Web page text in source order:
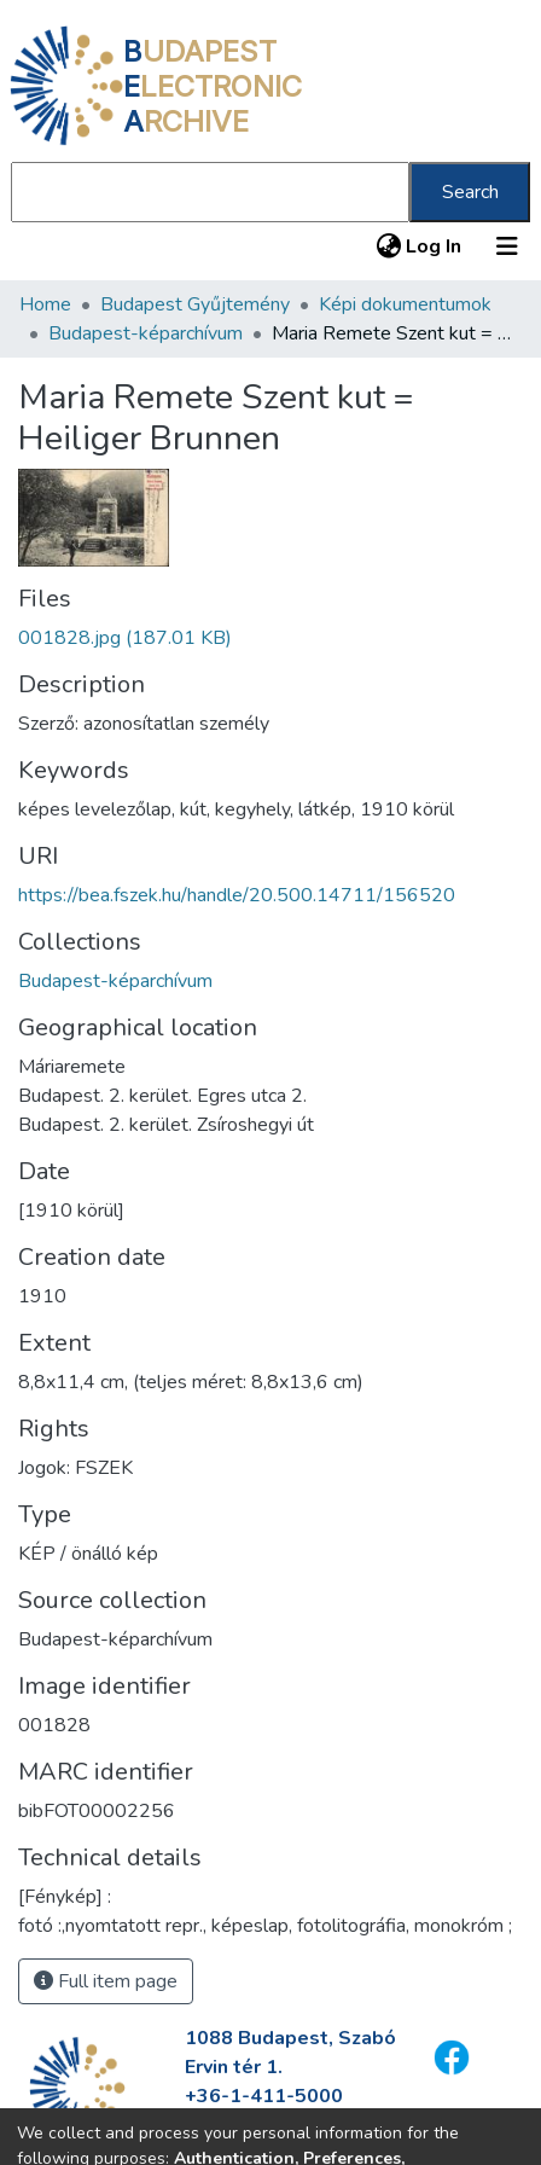
BUDAPEST
ELECTRONIC
ARCHIVE
Search
Log In (current)
Communities & Collections
Statistics
About us
Home Budapest Gyűjtemény
Képi dokumentumok
Budapest-képarchívum
Maria Remete Szent kut = Heiliger Brunnen
Maria Remete Szent kut =
Heiliger Brunnen
Files
001828.jpg (187.01 KB)
Description
Szerző: azonosítatlan személy
Keywords
képes levelezőlap, kút, kegyhely, látkép, 1910 körül
URI
https://bea.fszek.hu/handle/20.500.14711/156520
Collections
Budapest-képarchívum
Geographical location
Máriaremete
Budapest. 2. kerület. Egres utca 2.
Budapest. 2. kerület. Zsíroshegyi út
Date
[1910 körül]
Creation date
1910
Extent
8,8x11,4 cm, (teljes méret: 8,8x13,6 cm)
Rights
Jogok: FSZEK
Type
KÉP / önálló kép
Source collection
Budapest-képarchívum
Image identifier
001828
MARC identifier
bibFOT00002256
Technical details
[Fénykép] :
fotó :,nyomtatott repr., képeslap, fotolitográfia, monokróm ;
Full item page
1088 Budapest, Szabó
Ervin tér 1.
+36-1-411-5000
info@fszek.hu
https://fszek.hu
We collect and process your personal information for the
following purposes: Authentication, Preferences,